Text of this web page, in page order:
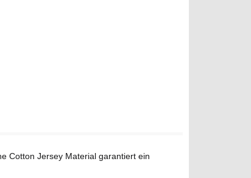
Cotton Jersey Material garantiert ein